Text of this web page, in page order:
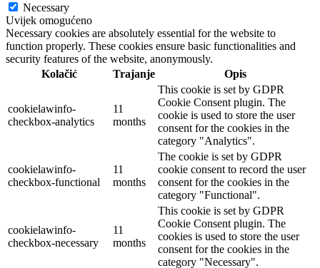
Necessary
Uvijek omogućeno
Necessary cookies are absolutely essential for the website to
function properly. These cookies ensure basic functionalities and
security features of the website, anonymously.
Kolačić
Trajanje Opis
cookielawinfo-
checkbox-analytics
11
months
This cookie is set by GDPR
Cookie Consent plugin. The
cookie is used to store the user
consent for the cookies in the
category "Analytics".
cookielawinfo-
checkbox-functional
11
months
The cookie is set by GDPR
cookie consent to record the user
consent for the cookies in the
category "Functional".
cookielawinfo-
checkbox-necessary
11
months
This cookie is set by GDPR
Cookie Consent plugin. The
cookies is used to store the user
consent for the cookies in the
category "Necessary".